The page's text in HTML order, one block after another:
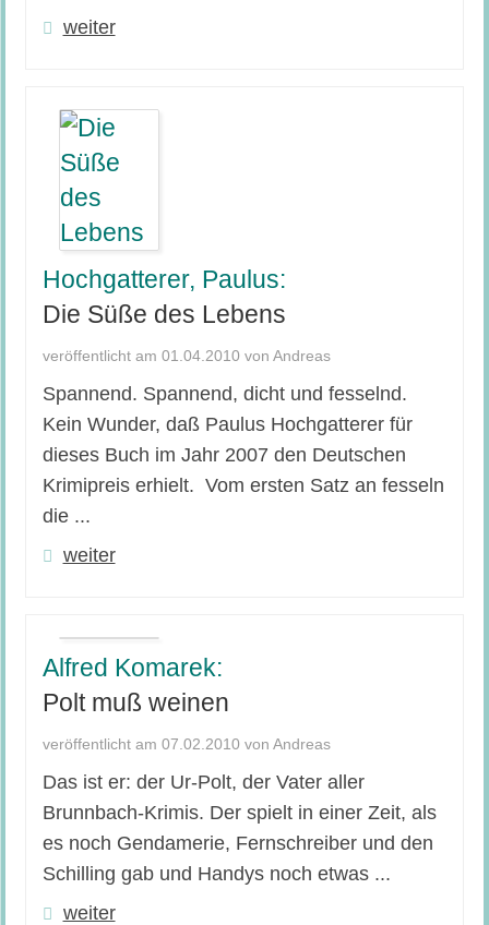
weiter
Hochgatterer, Paulus:
Die Süße des Lebens
veröffentlicht am 01.04.2010 von Andreas
Spannend. Spannend, dicht und fesselnd.
Kein Wunder, daß Paulus Hochgatterer für
dieses Buch im Jahr 2007 den Deutschen
Krimipreis erhielt. Vom ersten Satz an fesseln
die ...
weiter
Alfred Komarek:
Polt muß weinen
veröffentlicht am 07.02.2010 von Andreas
Das ist er: der Ur-Polt, der Vater aller
Brunnbach-Krimis. Der spielt in einer Zeit, als
es noch Gendamerie, Fernschreiber und den
Schilling gab und Handys noch etwas ...
weiter